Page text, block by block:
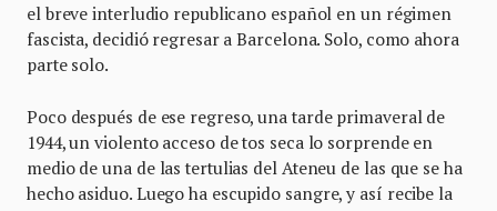
el breve interludio republicano español en un régimen
fascista, decidió regresar a Barcelona. Solo, como ahora
parte solo.
Poco después de ese regreso, una tarde primaveral de
1944, un violento acceso de tos seca lo sorprende en
medio de una de las tertulias del Ateneu de las que se ha
hecho asiduo. Luego ha escupido sangre, y así recibe la